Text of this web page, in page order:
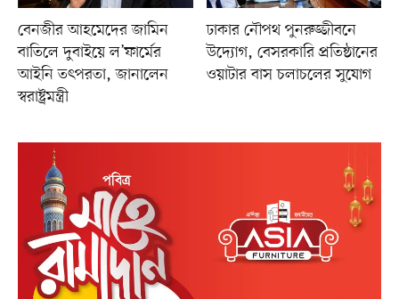
বেনজীর আহমেদের জামিন
বাতিলে দুবাইয়ে ল’ফার্মের
আইনি তৎপরতা, জানালেন
স্বরাষ্ট্রমন্ত্রী
ঢাকার নৌপথ পুনরুজ্জীবনে
উদ্যোগ, বেসরকারি প্রতিষ্ঠানের
ওয়াটার বাস চলাচলের সুযোগ